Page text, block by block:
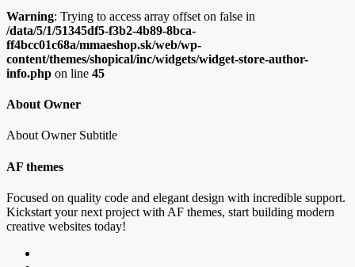
Warning: Trying to access array offset on false in
/data/5/1/51345df5-f3b2-4b89-8bca-
ff4bcc01c68a/mmaeshop.sk/web/wp-
content/themes/shopical/inc/widgets/widget-store-author-
info.php on line 45
About Owner
About Owner Subtitle
AF themes
Focused on quality code and elegant design with incredible support.
Kickstart your next project with AF themes, start building modern
creative websites today!